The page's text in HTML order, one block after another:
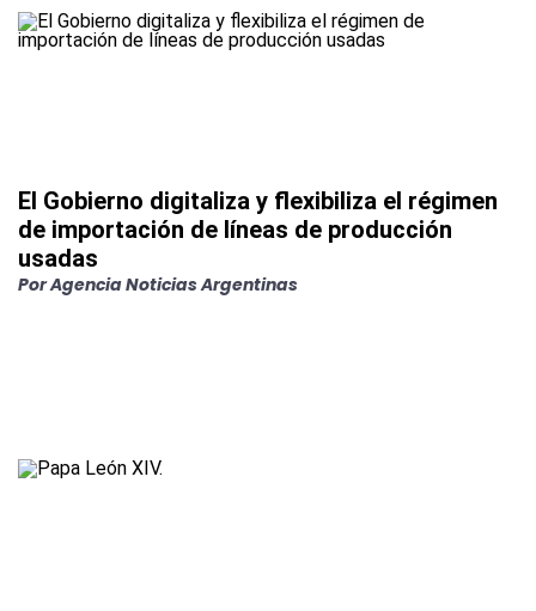
El Gobierno digitaliza y flexibiliza el régimen
de importación de líneas de producción
usadas
PorAgencia Noticias Argentinas